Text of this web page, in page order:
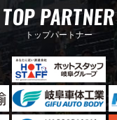
TOP PARTNER
トップパートナー